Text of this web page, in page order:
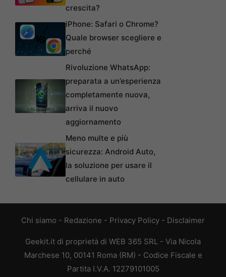
crescita?
iPhone: Safari o Chrome?
Quale browser scegliere e
perché
Rivoluzione WhatsApp:
preparata a un’esperienza
completamente nuova,
arriva il nuovo
aggiornamento
Meno multe e più
sicurezza: Android Auto,
la soluzione per usare il
cellulare in auto
Chi siamo - Redazione - Privacy Policy - Disclaimer
Geekit.it di proprietà di WEB 365 SRL - Via Nicola
Marchese 10, 00141 Roma (RM) - Codice Fiscale e
Partita I.V.A. 12279101005